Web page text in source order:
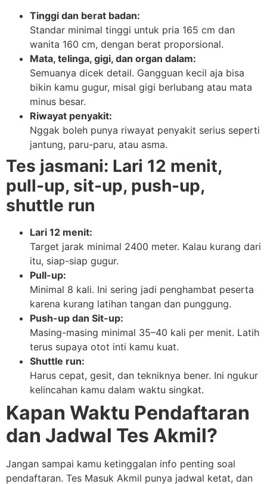
Tinggi dan berat badan:
Standar minimal tinggi untuk pria 165 cm dan
wanita 160 cm, dengan berat proporsional.
Mata, telinga, gigi, dan organ dalam:
Semuanya dicek detail. Gangguan kecil aja bisa
bikin kamu gugur, misal gigi berlubang atau mata
minus besar.
Riwayat penyakit:
Nggak boleh punya riwayat penyakit serius seperti
jantung, paru-paru, atau asma.
Tes jasmani: Lari 12 menit,
pull-up, sit-up, push-up,
shuttle run
Lari 12 menit:
Target jarak minimal 2400 meter. Kalau kurang dari
itu, siap-siap gugur.
Pull-up:
Minimal 8 kali. Ini sering jadi penghambat peserta
karena kurang latihan tangan dan punggung.
Push-up dan Sit-up:
Masing-masing minimal 35–40 kali per menit. Latih
terus supaya otot inti kamu kuat.
Shuttle run:
Harus cepat, gesit, dan tekniknya bener. Ini ngukur
kelincahan kamu dalam waktu singkat.
Kapan Waktu Pendaftaran
dan Jadwal Tes Akmil?
Jangan sampai kamu ketinggalan info penting soal
pendaftaran. Tes Masuk Akmil punya jadwal ketat, dan